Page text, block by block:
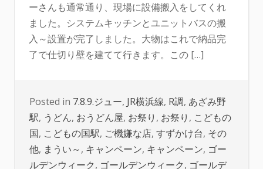
ーさんも通常通り、現場に設備搬入をしてくれ
ました。システムキッチンとユニットバスの搬
入～設置が完了しました。大物はこれで納品完
了で仕切り壁を建てて行きます。この […]
Posted in 7.8.9.ジュー, JR横浜線, R調, あざみ野
駅, うどん, おうどん屋, お祭り , お祭り , こどもの
国, こどもの国駅, ご機嫌な店, すずかけ台, その
他, まうい～, キャンペーン, キャンペーン, ゴー
ルデンウィーク, ゴールデンウィーク, ゴールデ